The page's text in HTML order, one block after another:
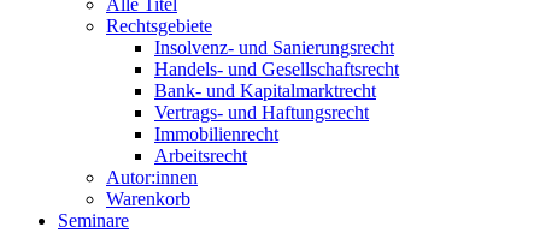
Alle Titel
Rechtsgebiete
Insolvenz- und Sanierungsrecht
Handels- und Gesellschaftsrecht
Bank- und Kapitalmarktrecht
Vertrags- und Haftungsrecht
Immobilienrecht
Arbeitsrecht
Autor:innen
Warenkorb
Seminare